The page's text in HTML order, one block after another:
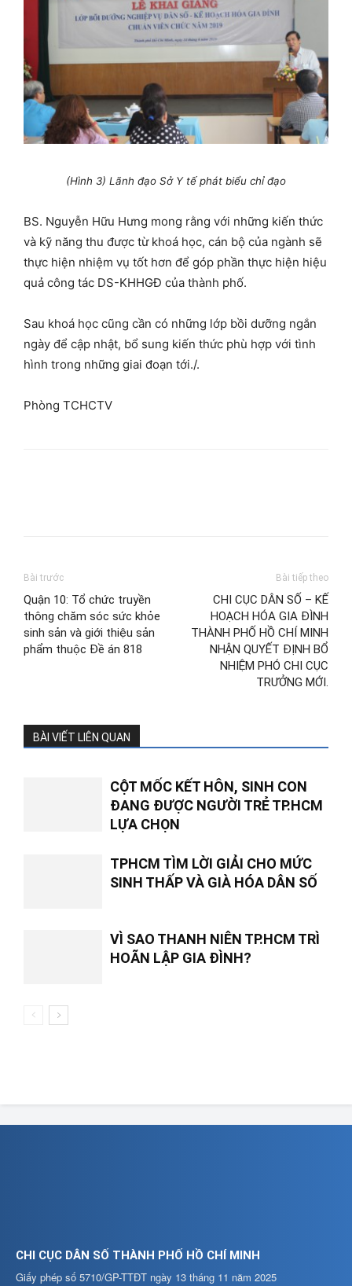
(Hình 3) Lãnh đạo Sở Y tế phát biểu chỉ đạo
BS. Nguyễn Hữu Hưng mong rằng với những kiến thức
và kỹ năng thu được từ khoá học, cán bộ của ngành sẽ
thực hiện nhiệm vụ tốt hơn để góp phần thực hiện hiệu
quả công tác DS-KHHGĐ của thành phố.
Sau khoá học cũng cần có những lớp bồi dưỡng ngắn
ngày để cập nhật, bổ sung kiến thức phù hợp với tình
hình trong những giai đoạn tới./.
Phòng TCHCTV
Bài trước
Quận 10: Tổ chức truyền
thông chăm sóc sức khỏe
sinh sản và giới thiệu sản
phẩm thuộc Đề án 818
Bài tiếp theo
CHI CỤC DÂN SỐ – KẾ
HOẠCH HÓA GIA ĐÌNH
THÀNH PHỐ HỒ CHÍ MINH
NHẬN QUYẾT ĐỊNH BỔ
NHIỆM PHÓ CHI CỤC
TRƯỞNG MỚI.
BÀI VIẾT LIÊN QUAN
CỘT MỐC KẾT HÔN, SINH CON
ĐANG ĐƯỢC NGƯỜI TRẺ TP.HCM
LỰA CHỌN
TPHCM TÌM LỜI GIẢI CHO MỨC
SINH THẤP VÀ GIÀ HÓA DÂN SỐ
VÌ SAO THANH NIÊN TP.HCM TRÌ
HOÃN LẬP GIA ĐÌNH?
CHI CỤC DÂN SỐ THÀNH PHỐ HỒ CHÍ MINH
Giấy phép số 5710/GP-TTĐT ngày 13 tháng 11 năm 2025